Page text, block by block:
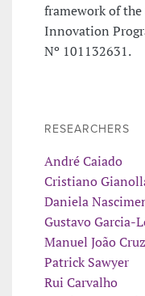
framework of the
Innovation
Nº 101132631.
RESEARCHERS
André Caiado
Cristiano
Daniela
Gustavo Garcia-
Manuel João Cruz
Patrick Sawyer
Rui Carvalho